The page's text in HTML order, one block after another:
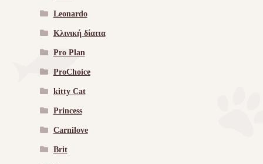
Leonardo
Κλινική δίαιτα
Pro Plan
ProChoice
kitty Cat
Princess
Carnilove
Brit